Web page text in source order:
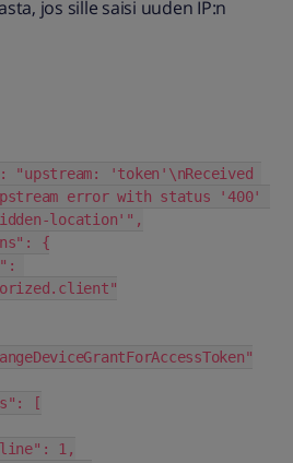
jos sille saisi uuden IP:n
error with status '400'
location'",
{
"exchangeDeviceGrantForAccessToken"
[
"line": 1,